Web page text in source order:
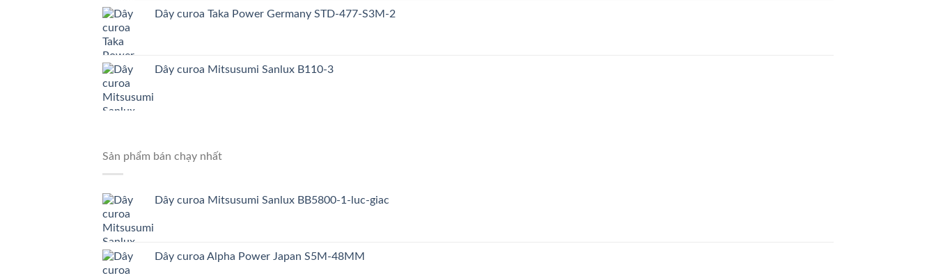
Dây curoa Taka Power Germany STD-477-S3M-2
Dây curoa Mitsusumi Sanlux B110-3
Sản phẩm bán chạy nhất
Dây curoa Mitsusumi Sanlux BB5800-1-luc-giac
Dây curoa Alpha Power Japan S5M-48MM